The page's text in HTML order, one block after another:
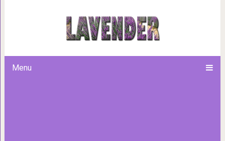
Menu
Закон Притяжения в мире
кликнется» — да